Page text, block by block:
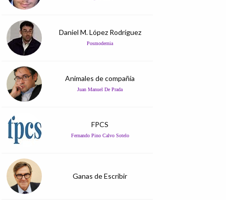
Daniel M. López Rodríguez
Posmodernia
Animales de compañía
Juan Manuel De Prada
FPCS
Fernando Pino Calvo Sotelo
Ganas de Escribir